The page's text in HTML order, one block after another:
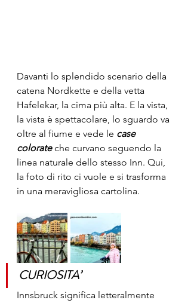
Davanti lo splendido scenario della
catena Nordkette e della vetta
Hafelekar, la cima più alta. E la vista,
la vista è spettacolare, lo sguardo va
oltre al fiume e vede le case
colorate che curvano seguendo la
linea naturale dello stesso Inn. Qui,
la foto di rito ci vuole e si trasforma
in una meravigliosa cartolina.
CURIOSITA’
Innsbruck significa letteralmente